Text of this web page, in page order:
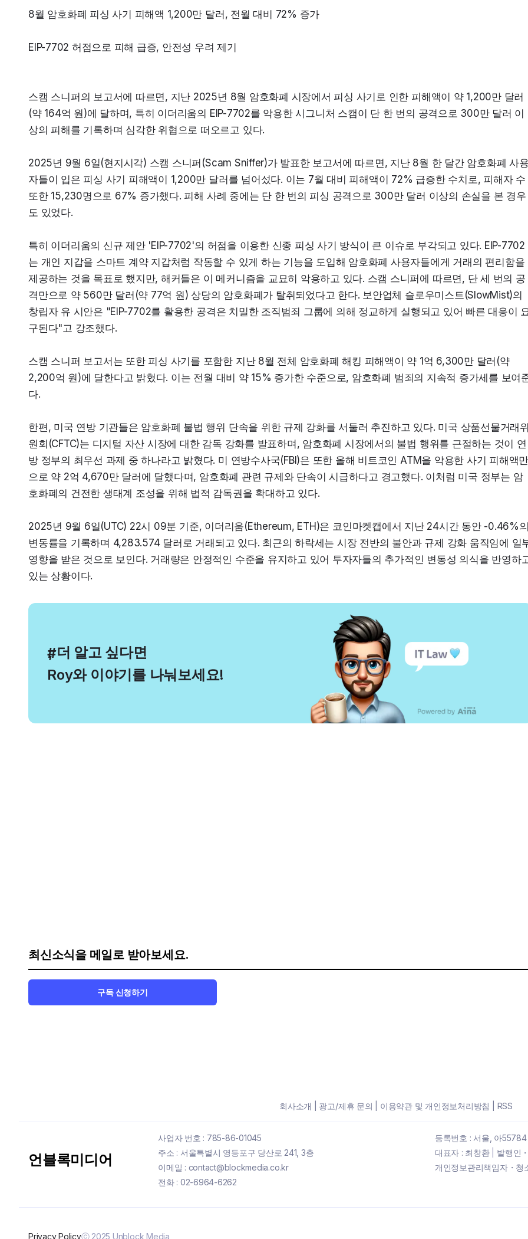
8월 암호화폐 피싱 사기 피해액 1,200만 달러, 전월 대비 72% 증가
EIP-7702 허점으로 피해 급증, 안전성 우려 제기
스캠 스니퍼의 보고서에 따르면, 지난 2025년 8월 암호화폐 시장에서 피싱 사기로 인한 피해액이 약 1,200만 달러
(약 164억 원)에 달하며, 특히 이더리움의 EIP-7702를 악용한 시그니처 스캠이 단 한 번의 공격으로 300만 달러 이
상의 피해를 기록하며 심각한 위협으로 떠오르고 있다.
2025년 9월 6일(현지시각) 스캠 스니퍼(Scam Sniffer)가 발표한 보고서에 따르면, 지난 8월 한 달간 암호화폐 사용
자들이 입은 피싱 사기 피해액이 1,200만 달러를 넘어섰다. 이는 7월 대비 피해액이 72% 급증한 수치로, 피해자 수
또한 15,230명으로 67% 증가했다. 피해 사례 중에는 단 한 번의 피싱 공격으로 300만 달러 이상의 손실을 본 경우
도 있었다.
특히 이더리움의 신규 제안 'EIP-7702'의 허점을 이용한 신종 피싱 사기 방식이 큰 이슈로 부각되고 있다. EIP-7702
는 개인 지갑을 스마트 계약 지갑처럼 작동할 수 있게 하는 기능을 도입해 암호화폐 사용자들에게 거래의 편리함을
제공하는 것을 목표로 했지만, 해커들은 이 메커니즘을 교묘히 악용하고 있다. 스캠 스니퍼에 따르면, 단 세 번의 공
격만으로 약 560만 달러(약 77억 원) 상당의 암호화폐가 탈취되었다고 한다. 보안업체 슬로우미스트(SlowMist)의
창립자 유 시안은 "EIP-7702를 활용한 공격은 치밀한 조직범죄 그룹에 의해 정교하게 실행되고 있어 빠른 대응이
구된다"고 강조했다.
스캠 스니퍼 보고서는 또한 피싱 사기를 포함한 지난 8월 전체 암호화폐 해킹 피해액이 약 1억 6,300만 달러(약
2,200억 원)에 달한다고 밝혔다. 이는 전월 대비 약 15% 증가한 수준으로, 암호화폐 범죄의 지속적 증가세를 보여
다.
한편, 미국 연방 기관들은 암호화폐 불법 행위 단속을 위한 규제 강화를 서둘러 추진하고 있다. 미국 상품선물거래위
원회(CFTC)는 디지털 자산 시장에 대한 감독 강화를 발표하며, 암호화폐 시장에서의 불법 행위를 근절하는 것이 연
방 정부의 최우선 과제 중 하나라고 밝혔다. 미 연방수사국(FBI)은 또한 올해 비트코인 ATM을 악용한 사기 피해액만
으로 약 2억 4,670만 달러에 달했다며, 암호화폐 관련 규제와 단속이 시급하다고 경고했다. 이처럼 미국 정부는 암
호화폐의 건전한 생태계 조성을 위해 법적 감독권을 확대하고 있다.
2025년 9월 6일(UTC) 22시 09분 기준, 이더리움(Ethereum, ETH)은 코인마켓캡에서 지난 24시간 동안 -0.46%의
변동률을 기록하며 4,283.574 달러로 거래되고 있다. 최근의 하락세는 시장 전반의 불안과 규제 강화 움직임에 일
영향을 받은 것으로 보인다. 거래량은 안정적인 수준을 유지하고 있어 투자자들의 추가적인 변동성 의식을 반영하
있는 상황이다.
#
, 더 알고 싶다면
Roy와 이야기를 나눠보세요!
최신소식을 메일로 받아보세요.
구독 신청하기
회사소개 광고/제휴 문의 이용약관 및 개인정보처리방침 RSS
언블록미디어
사업자 번호 : 785-86-01045 등록번호 : 서울, 아55784
주소 : 서울특별시 영등포구 당산로 241, 3층
대표자 : 최창환| 발행인
이메일 : contact@blockmedia.co.kr
개인정보관리책임자・청
전화 : 02-6964-6262
Privacy Policyⓒ 2025 Unblock Media